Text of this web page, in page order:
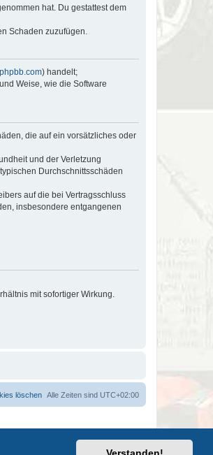
hat. Du gestattest dem
Schaden zuzufügen.
) handelt;
Weise, wie die Software
die auf ein vorsätzliches oder
und der Verletzung
Durchschnittsschäden
auf die bei Vertragsschluss
insbesondere entgangenen
mit sofortiger Wirkung.
Alle Zeiten sind UTC+02:00
löschen